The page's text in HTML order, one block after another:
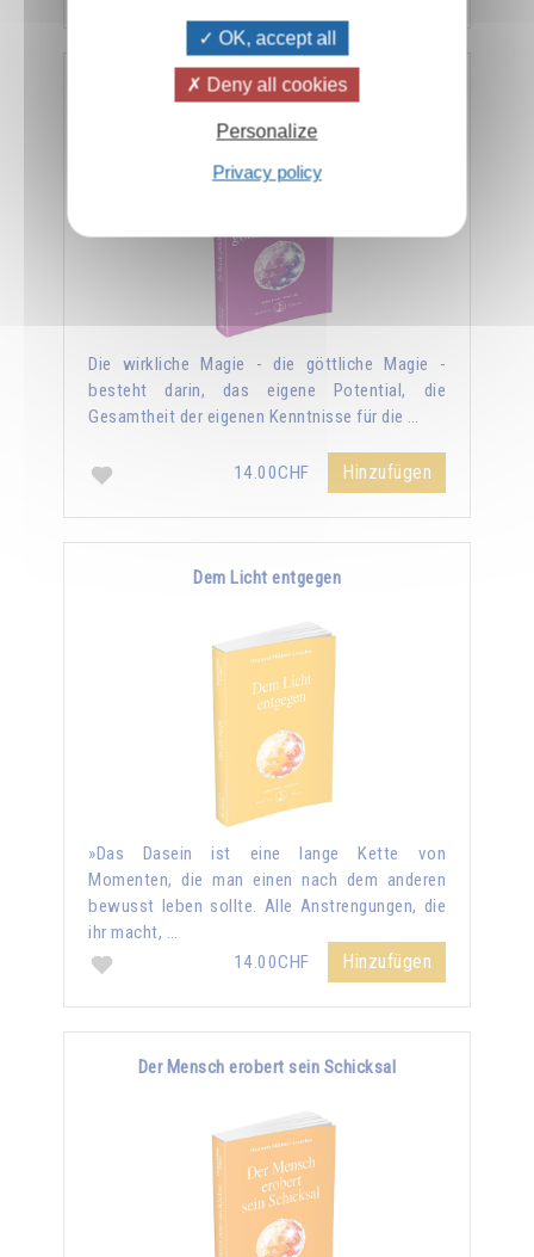
Das Buch der göttlichen Magie
Die wirkliche Magie - die göttliche Magie -
besteht darin, das eigene Potential, die
Gesamtheit der eigenen Kenntnisse für die …
14.00CHF Hinzufügen
Dem Licht entgegen
»Das Dasein ist eine lange Kette von
Momenten, die man einen nach dem anderen
bewusst leben sollte. Alle Anstrengungen, die
ihr macht, …
14.00CHF
Hinzufügen
Der Mensch erobert sein Schicksal
OK, accept all
Deny all cookies
Personalize
Privacy policy